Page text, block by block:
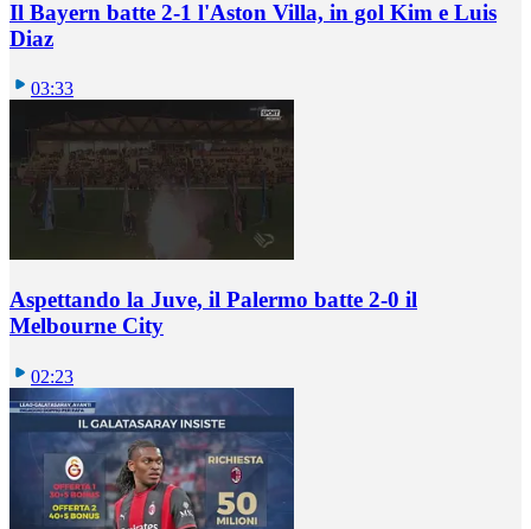
Il Bayern batte 2-1 l'Aston Villa, in gol Kim e Luis
Diaz
03:33
Aspettando la Juve, il Palermo batte 2-0 il
Melbourne City
02:23